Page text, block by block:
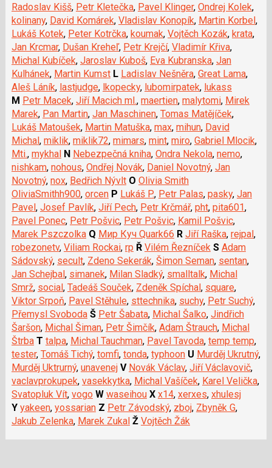
Radoslav Kišš, Petr Kletečka, Pavel Klinger, Ondrej Kolek,
kolinany, David Komárek, Vladislav Konopík, Martin Korbel,
Lukáš Kotek, Peter Kotrčka, koumak, Vojtěch Kozák, krata,
Jan Krcmar, Dušan Kreheľ, Petr Krejčí, Vladimír Křiva,
Michal Kubíček, Jaroslav Kuboš, Eva Kubranska, Jan
Kulhánek, Martin Kumst L Ladislav Nešněra, Great Lama,
Aleš Láník, lastjudge, lkopecky, lubomirpatek, lukass
M Petr Macek, Jiří Macich ml., maertien, malytomi, Mirek
Marek, Pan Martin, Jan Maschinen, Tomas Matějíček,
Lukáš Matoušek, Martin Matuška, max, mihun, David
Michal, miklik, miklik72, mimars, mint, miro, Gabriel Mlocik,
Mti., mykhal N Nebezpečná kniha, Ondra Nekola, nemo,
nishkam, nohous, Ondřej Novák, Daniel Novotný, Jan
Novotný, nox, Bedřich Nývlt O Olivia Smith
OliviaSmithh900, orcen P Lukáš P., Petr Palas, pasky, Jan
Pavel, Josef Pavlík, Jiří Pech, Petr Krčmář, pht, pita601,
Pavel Ponec, Petr Pošvic, Petr Pošvic, Kamil Pošvic,
Marek Pszczolka Q Мир Куч Quark66 R Jiří Raška, rejpal,
robezonetv, Viliam Rockai, rp Ř Vilém Řezníček S Adam
Sádovský, secult, Zdeno Sekerák, Šimon Seman, sentan,
Jan Schejbal, simanek, Milan Sladký, smalltalk, Michal
Smrž, social, Tadeáš Souček, Zdeněk Spíchal, square,
Viktor Srpoň, Pavel Stěhule, sttechnika, suchy, Petr Suchý,
Přemysl Svoboda Š Petr Šabata, Michal Šalko, Jindřich
Šaršon, Michal Šiman, Petr Šimčík, Adam Štrauch, Michal
Štrba T talpa, Michal Tauchman, Pavel Tavoda, temp temp,
tester, Tomáš Tichý, tomfi, tonda, typhoon U Murděj Ukrutný,
Murděj Uktrurný, unavenej V Novák Václav, Jiří Václavovič,
vaclavprokupek, vasekkytka, Michal Vašíček, Karel Velička,
Svatopluk Vít, vogo W waseihou X x14, xerxes, xhulesj
Y yakeen, yossarian Z Petr Závodský, zboj, Zbyněk G,
Jakub Zelenka, Marek Zukal Ž Vojtěch Žák